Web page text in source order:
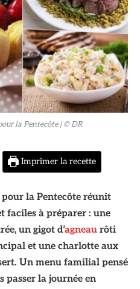
la Pentecôte | © DR
Imprimer la recette
la Pentecôte réunit
faciles à préparer : une
un gigot d’agneau rôti
et une charlotte aux
Un menu familial pensé
passer la journée en